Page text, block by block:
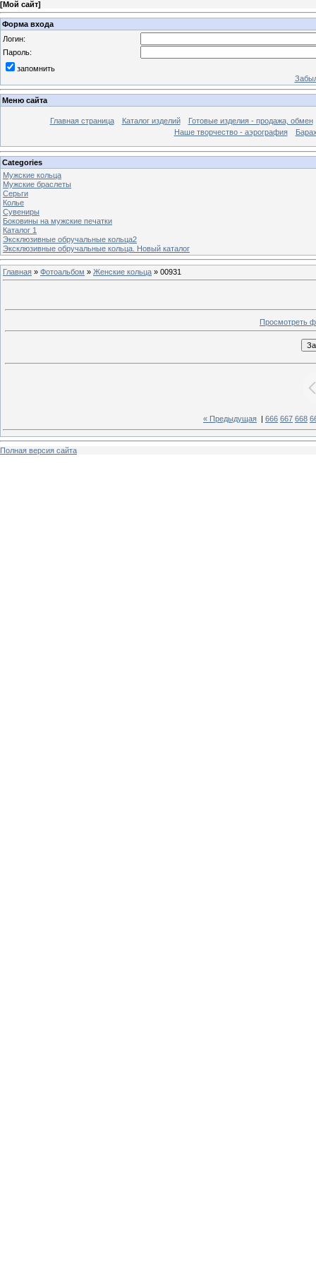
[Мой сайт]
Форма входа
Логин:
Пароль:
запомнить
Меню сайта
Главная страница Каталог изделий
Готовые изделия - продажа, обмен
Наше творчество - аэрография
Categories
Мужские кольца
Мужские браслеты
Серьги
Колье
Сувениры
Боковины на мужские печатки
Каталог 1
Эксклюзивные обручальные кольца2
Эксклюзивные обручальные кольца. Новый каталог
Главная » Фотоальбом » Женские кольца » 00931
Просмотреть
« Предыдущая 666 667 668
Полная версия сайта